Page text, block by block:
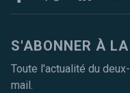
S'ABONNER À
Toute l'actualité du
mail.